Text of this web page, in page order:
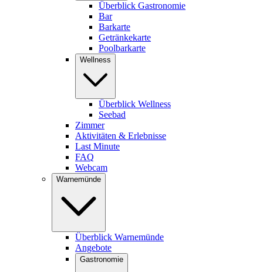
Überblick Gastronomie
Bar
Barkarte
Getränkekarte
Poolbarkarte
Wellness
Überblick Wellness
Seebad
Zimmer
Aktivitäten & Erlebnisse
Last Minute
FAQ
Webcam
Warnemünde
Überblick Warnemünde
Angebote
Gastronomie